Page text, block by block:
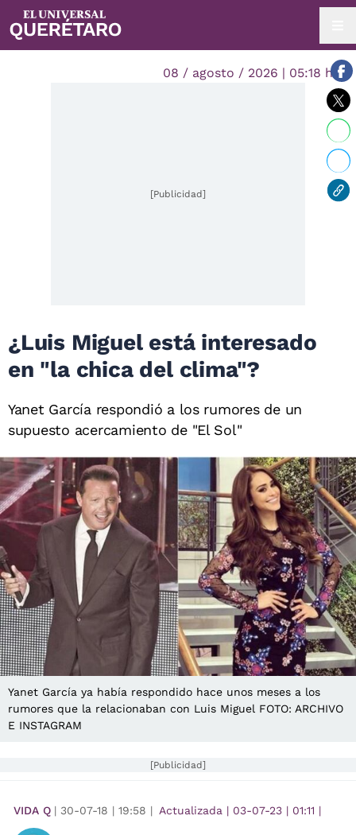
08 / agosto / 2026 | 05:18 hrs.
[Publicidad]
¿Luis Miguel está interesado
en "la chica del clima"?
Yanet García respondió a los rumores de un
supuesto acercamiento de "El Sol"
Yanet García ya había respondido hace unos meses a los
rumores que la relacionaban con Luis Miguel FOTO: ARCHIVO
E INSTAGRAM
[Publicidad]
VIDA Q | 30-07-18 | 19:58 | Actualizada | 03-07-23 | 01:11 |